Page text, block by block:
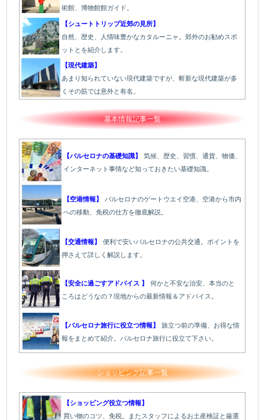
術館、博物館館ガイド。
【シュートトリップ近郊の見所】
自然、歴史、人情味豊かなカタルーニャ。郊外のお勧めスポ
ットとを紹介します。
【現代建築】
あまり知られていない現代建築ですが、斬新な現代建築が多
くその筋では意外と有名。
基本情報記事一覧
【バルセロナの基礎知識】
気候、歴史、習慣、通貨、物価、
インターネット事情など知っておきたい基礎知識。
【空港情報】
バルセロナのゲートウエイ空港、空港から市内
への移動、免税の仕方を徹底解説。
【交通情報】
便利で安いバルセロナの公共交通。ポイントを
押さえて詳しく解説します。
【安全に過ごすアドバイス 】
何かと不安な治安、本当のと
ころはどうなの？現地からの最新情報＆アドバイス。
【バルセロナ旅行に役立つ情報】
旅立つ前の準備、お得な情
報をまとめて紹介。バルセロナ旅行に役立て下さい。
ショッピング記事一覧
【ショッピング役立つ情報】
買い物のコツ、免税。またスタッフによるお土産検証と厳選